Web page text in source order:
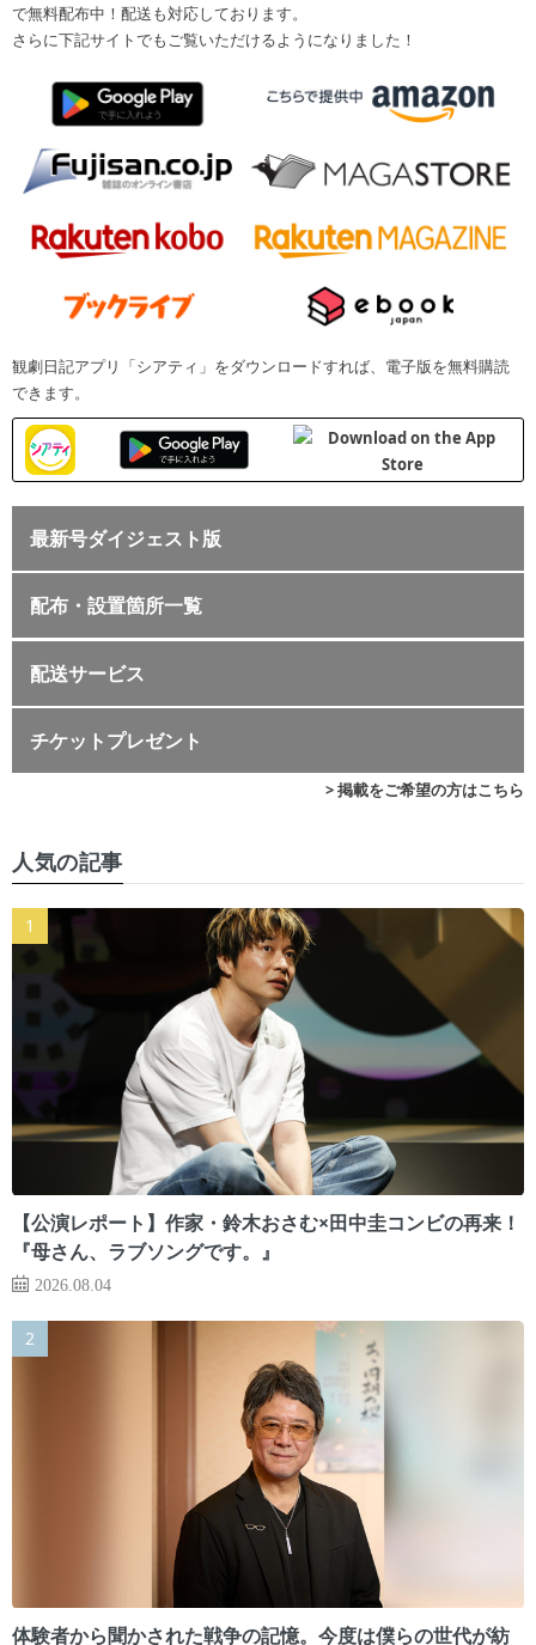
で無料配布中！配送も対応しております。
さらに下記サイトでもご覧いただけるようになりました！
観劇日記アプリ「シアティ」をダウンロードすれば、電子版を無料購読
できます。
最新号ダイジェスト版
配布・設置箇所一覧
配送サービス
チケットプレゼント
> 掲載をご希望の方はこちら
人気の記事
【公演レポート】作家・鈴木おさむ×田中圭コンビの再来！
『母さん、ラブソングです。』
2026.08.04
体験者から聞かされた戦争の記憶。今度は僕らの世代が紡